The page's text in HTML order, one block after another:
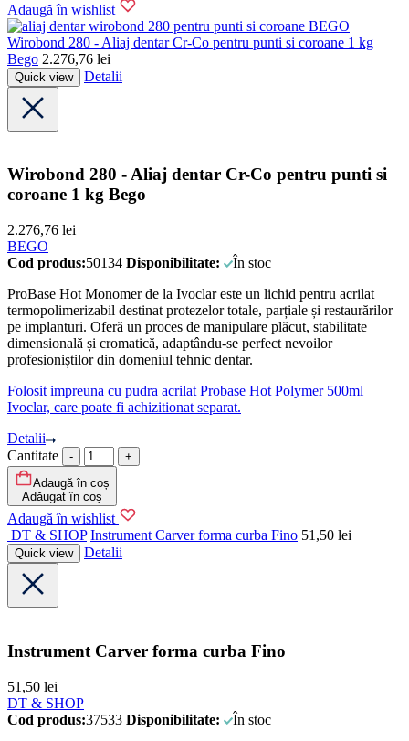
Adaugă în wishlist
BEGO
Wirobond 280 - Aliaj dentar Cr-Co pentru punti si coroane 1 kg
Bego 2.276,76 lei
Quick view Detalii
Wirobond 280 - Aliaj dentar Cr-Co pentru punti si
coroane 1 kg Bego
2.276,76 lei
BEGO
Cod produs:50134 Disponibilitate:
În stoc
ProBase Hot Monomer de la Ivoclar este un lichid pentru acrilat
termopolimerizabil destinat protezelor totale, parțiale și restaurărilor
pe implanturi. Oferă un proces de manipulare plăcut, stabilitate
dimensională și cromatică, adaptându-se perfect nevoilor
profesioniștilor din domeniul tehnic dentar.
Folosit impreuna cu pudra acrilat Probase Hot Polymer 500ml
Ivoclar, care poate fi achizitionat separat.
Detalii
Cantitate
Adaugă în coș
Adăugat în coș
Adaugă în wishlist
DT & SHOP Instrument Carver forma curba Fino 51,50 lei
Quick view Detalii
Instrument Carver forma curba Fino
51,50 lei
DT & SHOP
Cod produs:37533 Disponibilitate:
În stoc